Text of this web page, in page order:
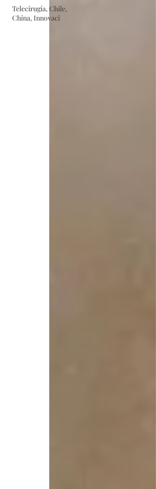
Telecirugía, Chile,
China, Innovaci